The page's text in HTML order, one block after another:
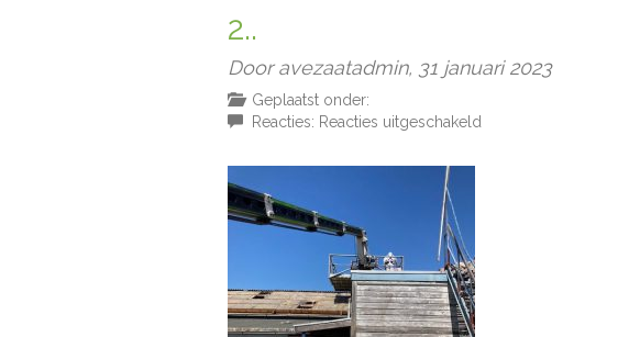
2..
Door avezaatadmin, 31 januari 2023
Geplaatst onder:
Reacties: Reacties uitgeschakeld